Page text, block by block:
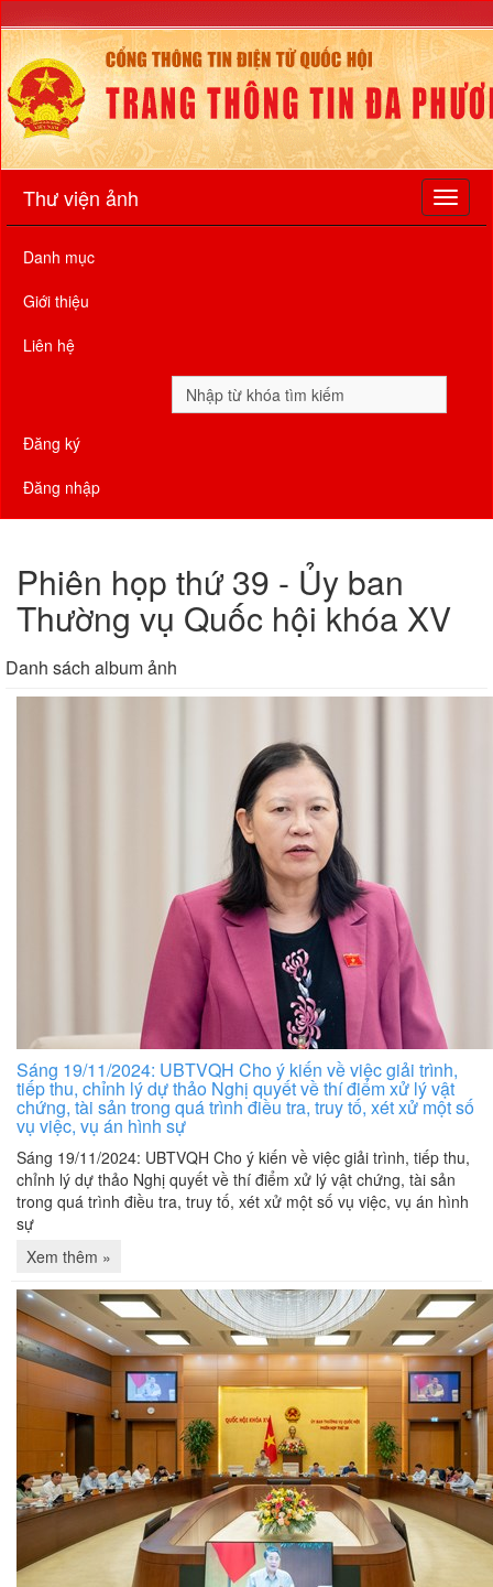
Thư viện ảnh
Danh mục
Giới thiệu
Liên hệ
Đăng ký
Đăng nhập
Phiên họp thứ 39 - Ủy ban
Thường vụ Quốc hội khóa XV
Danh sách album ảnh
Sáng 19/11/2024: UBTVQH Cho ý kiến về việc giải trình,
tiếp thu, chỉnh lý dự thảo Nghị quyết về thí điểm xử lý vật
chứng, tài sản trong quá trình điều tra, truy tố, xét xử một số
vụ việc, vụ án hình sự
Sáng 19/11/2024: UBTVQH Cho ý kiến về việc giải trình, tiếp thu,
chỉnh lý dự thảo Nghị quyết về thí điểm xử lý vật chứng, tài sản
trong quá trình điều tra, truy tố, xét xử một số vụ việc, vụ án hình
sự
Xem thêm »